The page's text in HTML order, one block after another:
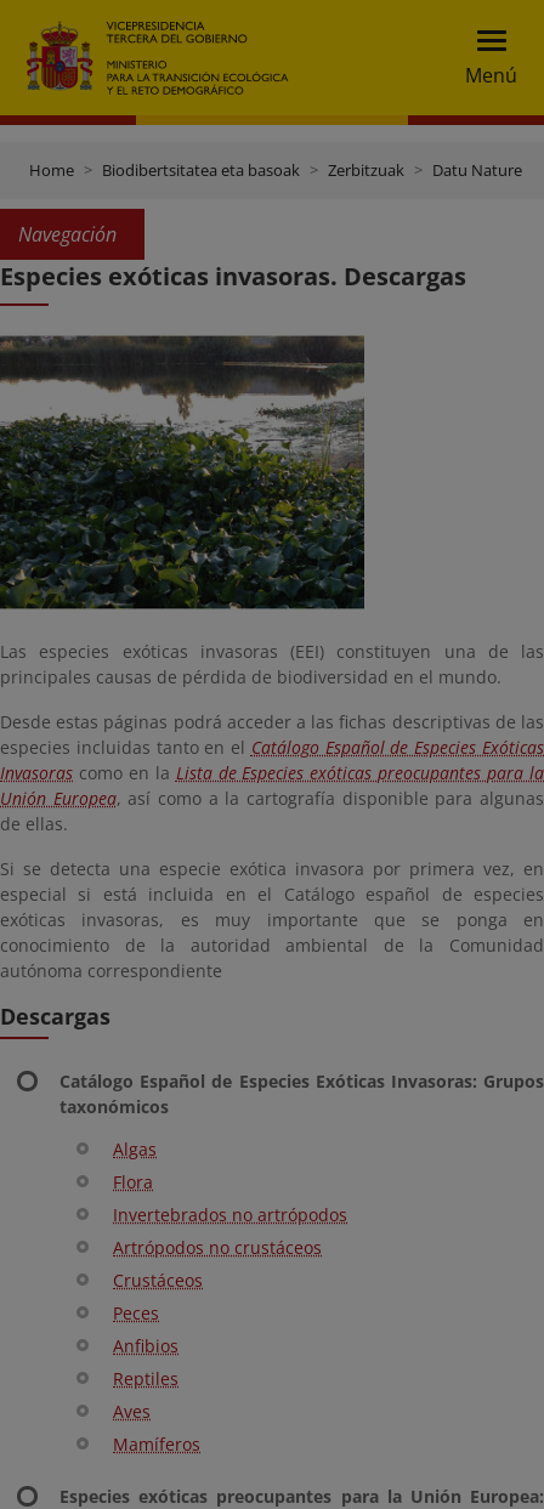
Menú
Home Biodibertsitatea eta basoak Zerbitzuak Datu Nature
Navegación
Especies exóticas invasoras. Descargas
Las especies exóticas invasoras (EEI) constituyen una de las
principales causas de pérdida de biodiversidad en el mundo.
Desde estas páginas podrá acceder a las fichas descriptivas de las
especies incluidas tanto en el Catálogo Español de Especies Exóticas
Invasoras como en la Lista de Especies exóticas preocupantes para la
Unión Europea, así como a la cartografía disponible para algunas
de ellas.
Si se detecta una especie exótica invasora por primera vez, en
especial si está incluida en el Catálogo español de especies
exóticas invasoras, es muy importante que se ponga en
conocimiento de la autoridad ambiental de la Comunidad
autónoma correspondiente
Descargas
Catálogo Español de Especies Exóticas Invasoras: Grupos
taxonómicos
Algas
Flora
Invertebrados no artrópodos
Artrópodos no crustáceos
Crustáceos
Peces
Anfibios
Reptiles
Aves
Mamíferos
Especies exóticas preocupantes para la Unión Europea: